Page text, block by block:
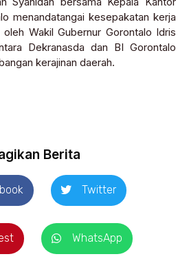
menandatangai kesepakatan kerja
Wakil Gubernur Gorontalo Idris
Dekranasda dan BI Gorontalo
kerajinan daerah.
Berita
Twitter
WhatsApp